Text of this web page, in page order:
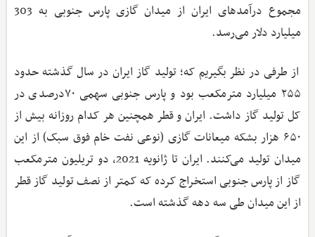
مجموع درآمدهای ایران از میدان گازی پارس جنوبی به 303
میلیارد دلار می‌رسد.
از طرفی در نظر بگیریم که؛ تولید گاز ایران در سال گذشته حدود
۲۵۵ میلیارد مترمکعب بود و پارس جنوبی سهمی ۷۰درصدی در
کل تولید گاز داشت. ایران و قطر همچنین هر کدام روزانه بیش از
۶۵۰ هزار بشکه میعانات گازی (نوعی نفت خام فوق سبک) از این
میدان تولید می‌کنند. ایران تا ژانویه 2021، دو تریلیون مترمکعب
گاز از پارس جنوبی استخراج کرده که کمتر از نصف تولید گاز قطر
از این میدان طی سه دهه گذشته است.